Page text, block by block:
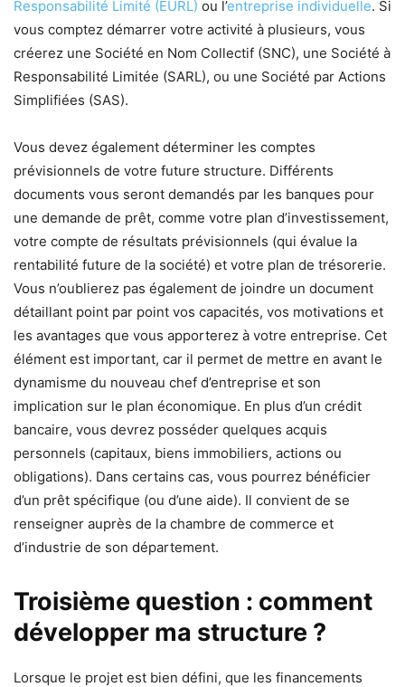
Responsabilité Limité (EURL) ou l’entreprise individuelle. Si
vous comptez démarrer votre activité à plusieurs, vous
créerez une Société en Nom Collectif (SNC), une Société à
Responsabilité Limitée (SARL), ou une Société par Actions
Simplifiées (SAS).
Vous devez également déterminer les comptes
prévisionnels de votre future structure. Différents
documents vous seront demandés par les banques pour
une demande de prêt, comme votre plan d’investissement,
votre compte de résultats prévisionnels (qui évalue la
rentabilité future de la société) et votre plan de trésorerie.
Vous n’oublierez pas également de joindre un document
détaillant point par point vos capacités, vos motivations et
les avantages que vous apporterez à votre entreprise. Cet
élément est important, car il permet de mettre en avant le
dynamisme du nouveau chef d’entreprise et son
implication sur le plan économique. En plus d’un crédit
bancaire, vous devrez posséder quelques acquis
personnels (capitaux, biens immobiliers, actions ou
obligations). Dans certains cas, vous pourrez bénéficier
d’un prêt spécifique (ou d’une aide). Il convient de se
renseigner auprès de la chambre de commerce et
d’industrie de son département.
Troisième question : comment
développer ma structure ?
Lorsque le projet est bien défini, que les financements